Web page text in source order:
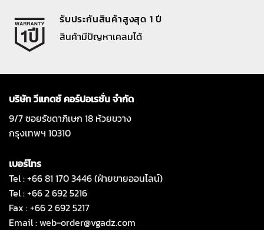
รับประกันสินค้าสูงสุด 1 ปี
สินค้ามีปัญหาเคลมได้
บริษัท วีแกดซ์ คอร์ปอเรชั่น จำกัด
9/7 ซอยรัชดาภิเษก 18 ห้วยขวาง
กรุงเทพฯ 10310
เบอร์โทร
Tel : +66 81 170 3446 (ฝ่ายขายออนไลน์)
Tel : +66 2 692 5216
Fax : +66 2 692 5217
Email :web-order@vgadz.com